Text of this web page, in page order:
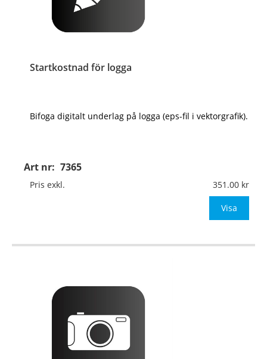
Startkostnad för logga
Art nr: 7365
Bifoga digitalt underlag på logga (eps-fil i vektorgrafik).
Pris exkl. 351.00
Visa